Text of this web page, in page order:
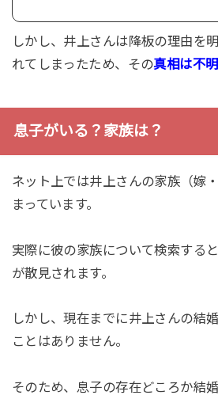
しかし、井上さんは降板の理由を
れてしまったため、その真相は不
息子がいる？家族は？
ネット上では井上さんの家族（嫁
まっています。
実際に彼の家族について検索すると
が散見されます。
しかし、現在までに井上さんの結
ことはありません。
そのため、息子の存在どころか結